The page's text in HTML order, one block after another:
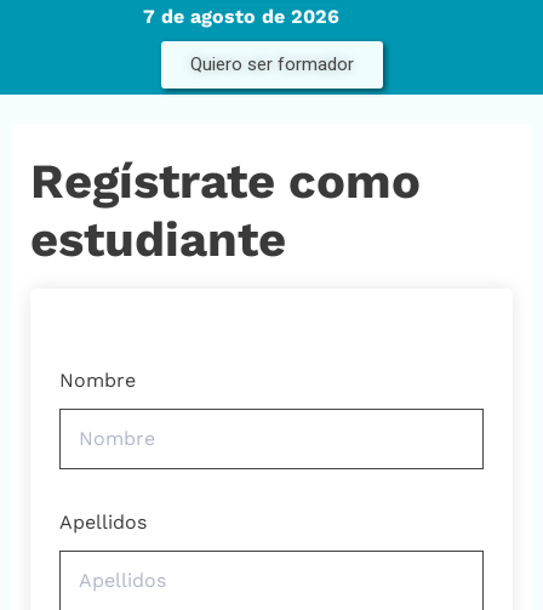
7 de agosto de 2026
Quiero ser formador
Regístrate como
estudiante
Nombre
Apellidos